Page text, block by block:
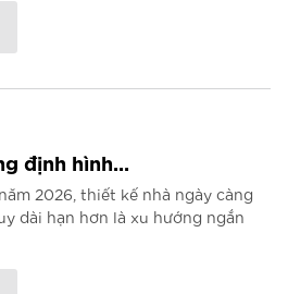
định hình...
2026, thiết kế nhà ngày càng
dài hạn hơn là xu hướng ngắn